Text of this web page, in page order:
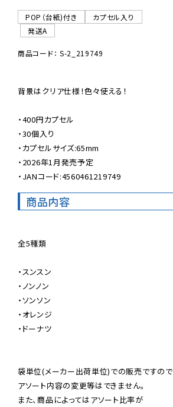
POP（台紙)付き
カプセル入り
発送A
商品コード： S-2_219749
背景はクリア仕様！色々使える！
・400円カプセル
・30個入り
・カプセルサイズ:65mm
・2026年1月発売予定
・JANコード:4560461219749
商品内容
全5種類
・スンスン
・ノンノン
・ソンソン
・オレンジ
・ドーナツ
袋単位(メーカー出荷単位)での販売ですので
アソート内容の変更等はできません。
また、商品によってはアソート比率が